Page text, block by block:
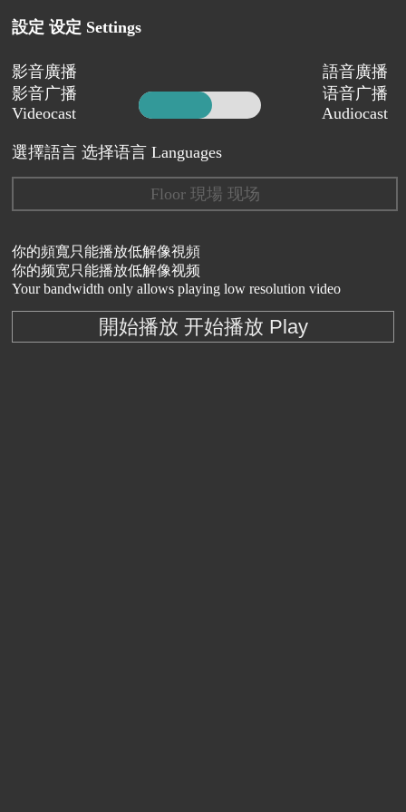
設定 设定 Settings
影音廣播
影音广播
Videocast
語音廣播
语音广播
Audiocast
選擇語言 选择语言 Languages
Floor 現場 现场
你的頻寬只能播放低解像視頻
你的频宽只能播放低解像视频
Your bandwidth only allows playing low resolution video
開始播放 开始播放 Play